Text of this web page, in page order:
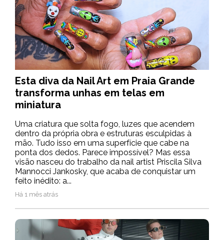
Esta diva da Nail Art em Praia Grande
transforma unhas em telas em
miniatura
Uma criatura que solta fogo, luzes que acendem
dentro da própria obra e estruturas esculpidas à
mão. Tudo isso em uma superfície que cabe na
ponta dos dedos. Parece impossível? Mas essa
visão nasceu do trabalho da nail artist Priscila Silva
Mannocci Jankosky, que acaba de conquistar um
feito inédito: a...
Há 1 mês atrás